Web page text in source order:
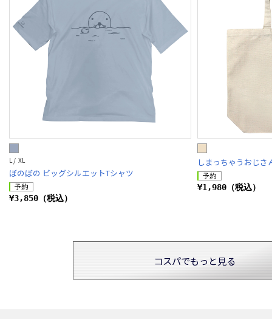
L / XL
ぼのぼの ビッグシルエットTシャツ
¥3,850（税込）
しまっちゃうおじさ
¥1,980（税込）
コスパでもっと見る